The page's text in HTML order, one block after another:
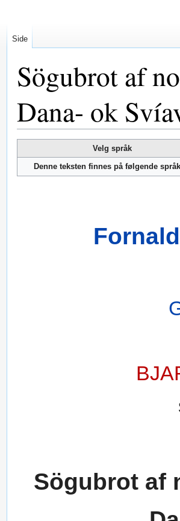
Sögubrot af
Dana- ok
til
navigering
til
Velg språk
Denne teksten finnes på følgende
Sögubrot af
Side